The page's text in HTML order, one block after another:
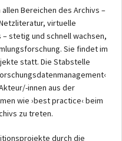
Bereichen des Archivs –
virtuelle
stetig und schnell wachsen,
Sie findet im
statt. Die Stabstelle
innen aus der
wie ›best practice‹ beim
zu treten.
durch die